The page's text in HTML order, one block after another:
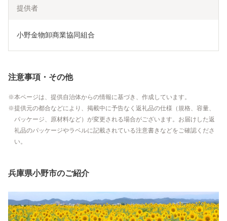
提供者
小野金物卸商業協同組合
注意事項・その他
本ページは、提供自治体からの情報に基づき、作成しています。
提供元の都合などにより、掲載中に予告なく返礼品の仕様（規格、容量、
パッケージ、原材料など）が変更される場合がございます。お届けした返
礼品のパッケージやラベルに記載されている注意書きなどをご確認くださ
い。
兵庫県小野市のご紹介